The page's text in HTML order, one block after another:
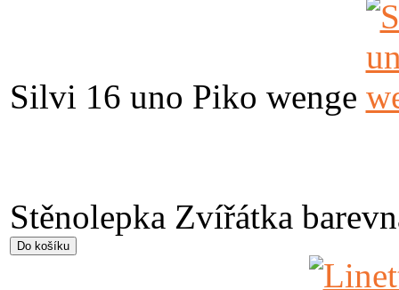
Silvi 16 uno Piko wenge
Stěnolepka Zvířátka